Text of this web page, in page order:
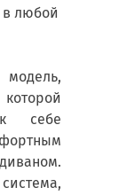
в любой
к себе